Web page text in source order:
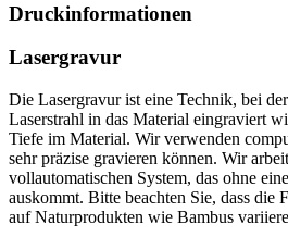
Druckinformationen
Lasergravur
Die Lasergravur ist eine Technik, bei
Laserstrahl in das Material eingraviert
Tiefe im Material. Wir verwenden
sehr präzise gravieren können. Wir
vollautomatischen System, das ohne
auskommt. Bitte beachten Sie, dass die
auf Naturprodukten wie Bambus